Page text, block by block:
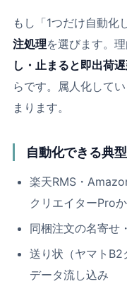
もし「1つだけ自動化
注処理を選びます。
し・止まると即出荷
らです。属人化して
まります。
自動化できる典
楽天RMS・
クリエイターPro
同梱注文の名寄せ
送り状（ヤマトB2
データ流し込み